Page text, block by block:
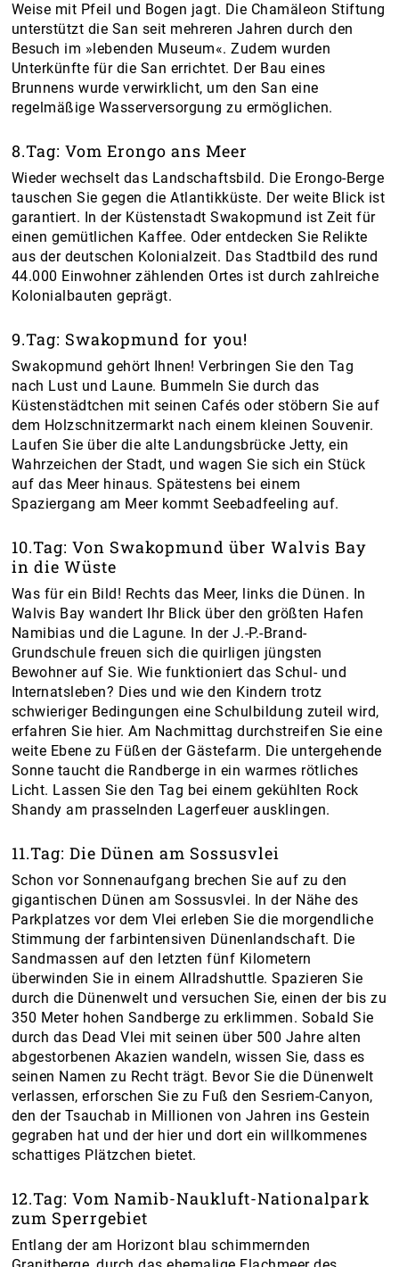
Weise mit Pfeil und Bogen jagt. Die Chamäleon Stiftung
unterstützt die San seit mehreren Jahren durch den
Besuch im »lebenden Museum«. Zudem wurden
Unterkünfte für die San errichtet. Der Bau eines
Brunnens wurde verwirklicht, um den San eine
regelmäßige Wasserversorgung zu ermöglichen.
8.Tag: Vom Erongo ans Meer
Wieder wechselt das Landschaftsbild. Die Erongo-Berge
tauschen Sie gegen die Atlantikküste. Der weite Blick ist
garantiert. In der Küstenstadt Swakopmund ist Zeit für
einen gemütlichen Kaffee. Oder entdecken Sie Relikte
aus der deutschen Kolonialzeit. Das Stadtbild des rund
44.000 Einwohner zählenden Ortes ist durch zahlreiche
Kolonialbauten geprägt.
9.Tag: Swakopmund for you!
Swakopmund gehört Ihnen! Verbringen Sie den Tag
nach Lust und Laune. Bummeln Sie durch das
Küstenstädtchen mit seinen Cafés oder stöbern Sie auf
dem Holzschnitzermarkt nach einem kleinen Souvenir.
Laufen Sie über die alte Landungsbrücke Jetty, ein
Wahrzeichen der Stadt, und wagen Sie sich ein Stück
auf das Meer hinaus. Spätestens bei einem
Spaziergang am Meer kommt Seebadfeeling auf.
10.Tag: Von Swakopmund über Walvis Bay
in die Wüste
Was für ein Bild! Rechts das Meer, links die Dünen. In
Walvis Bay wandert Ihr Blick über den größten Hafen
Namibias und die Lagune. In der J.-P.-Brand-
Grundschule freuen sich die quirligen jüngsten
Bewohner auf Sie. Wie funktioniert das Schul- und
Internatsleben? Dies und wie den Kindern trotz
schwieriger Bedingungen eine Schulbildung zuteil wird,
erfahren Sie hier. Am Nachmittag durchstreifen Sie eine
weite Ebene zu Füßen der Gästefarm. Die untergehende
Sonne taucht die Randberge in ein warmes rötliches
Licht. Lassen Sie den Tag bei einem gekühlten Rock
Shandy am prasselnden Lagerfeuer ausklingen.
11.Tag: Die Dünen am Sossusvlei
Schon vor Sonnenaufgang brechen Sie auf zu den
gigantischen Dünen am Sossusvlei. In der Nähe des
Parkplatzes vor dem Vlei erleben Sie die morgendliche
Stimmung der farbintensiven Dünenlandschaft. Die
Sandmassen auf den letzten fünf Kilometern
überwinden Sie in einem Allradshuttle. Spazieren Sie
durch die Dünenwelt und versuchen Sie, einen der bis zu
350 Meter hohen Sandberge zu erklimmen. Sobald Sie
durch das Dead Vlei mit seinen über 500 Jahre alten
abgestorbenen Akazien wandeln, wissen Sie, dass es
seinen Namen zu Recht trägt. Bevor Sie die Dünenwelt
verlassen, erforschen Sie zu Fuß den Sesriem-Canyon,
den der Tsauchab in Millionen von Jahren ins Gestein
gegraben hat und der hier und dort ein willkommenes
schattiges Plätzchen bietet.
12.Tag: Vom Namib-Naukluft-Nationalpark
zum Sperrgebiet
Entlang der am Horizont blau schimmernden